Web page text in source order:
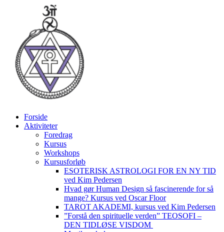
Forside
Aktiviteter
Foredrag
Kursus
Workshops
Kursusforløb
ESOTERISK ASTROLOGI FOR EN NY TID
ved Kim Pedersen
Hvad gør Human Design så fascinerende for så
mange? Kursus ved Oscar Floor
TAROT AKADEMI, kursus ved Kim Pedersen
”Forstå den spirituelle verden” TEOSOFI –
DEN TIDLØSE VISDOM